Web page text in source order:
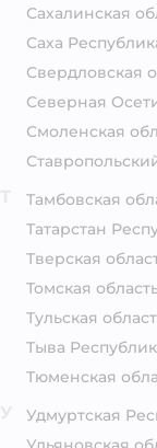
Сахалинская
Саха
Свердловская
Северная
Смоленская
Тамбовская
Татарстан
Тверская
Томская
Тульская
Тыва
Тюменская
Удмуртская